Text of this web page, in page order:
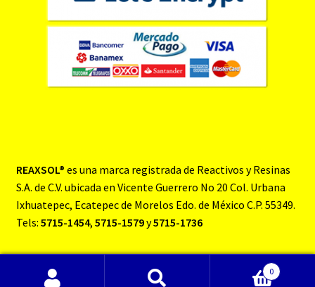
REAXSOL® es una marca registrada de Reactivos y Resinas
S.A. de C.V. ubicada en Vicente Guerrero No 20 Col. Urbana
Ixhuatepec, Ecatepec de Morelos Edo. de México C.P. 55349.
Tels: 5715-1454, 5715-1579y5715-1736
0